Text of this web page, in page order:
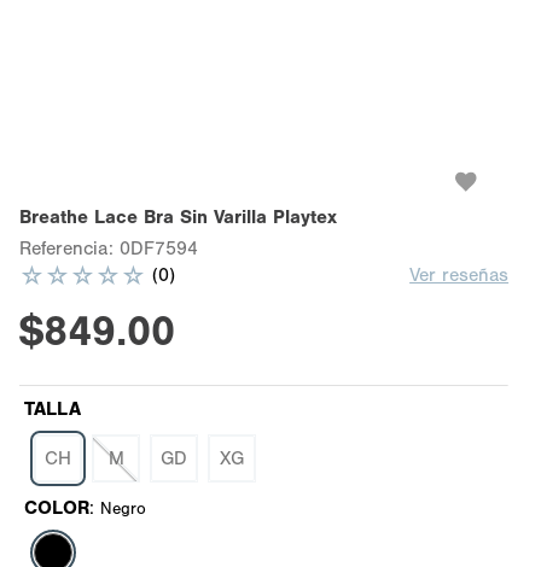
Breathe Lace Bra Sin Varilla Playtex
Referencia: 0DF7594
☆☆☆☆☆ (0) Ver reseñas
$849.00
TALLA
CH M GD XG
COLOR: Negro